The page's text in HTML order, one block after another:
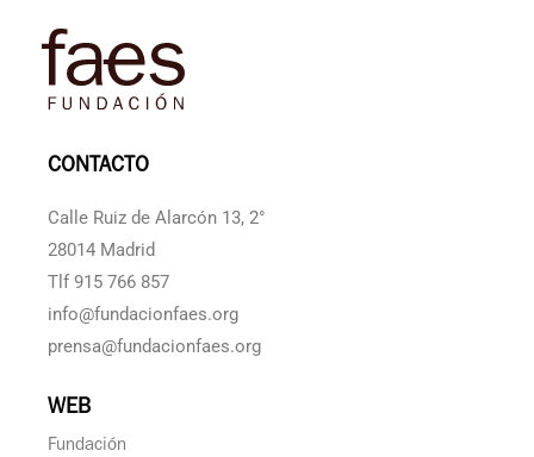
CONTACTO
Calle Ruiz de Alarcón 13, 2°
28014 Madrid
Tlf 915 766 857
info@fundacionfaes.org
prensa@fundacionfaes.org
WEB
Fundación